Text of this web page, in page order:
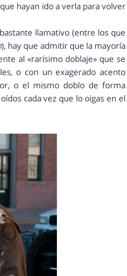
hayan ido a verla para volver
llamativo (entre los que
), hay que admitir que la mayoría
al «rarísimo doblaje» que se
o con un exagerado acento
o el mismo doblo de forma
cada vez que lo oigas en el